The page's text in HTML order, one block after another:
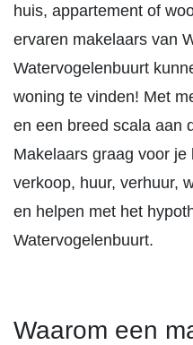
huis, appartement of
ervaren makelaars van
Watervogelenbuurt
woning te vinden! Met
en een breed scala aan
Makelaars graag voor je
verkoop, huur, verhuur,
en helpen met het
Watervogelenbuurt.
Waarom een